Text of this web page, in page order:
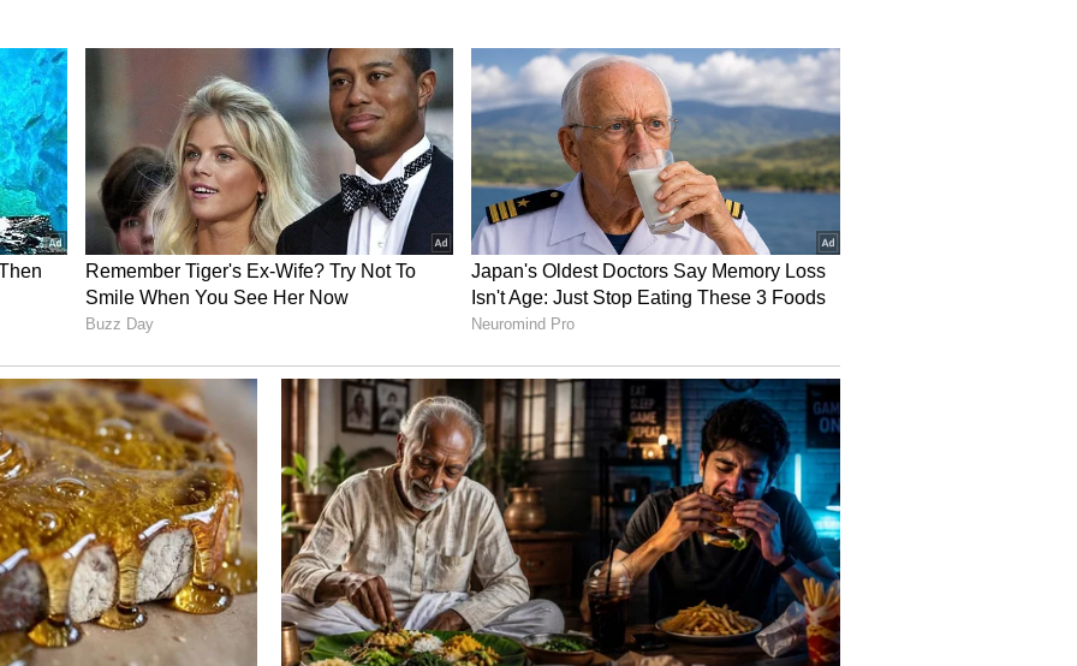
ಚರ್ಮ
ದುರ್ಗಂಧ ದೂರವಾಗುತ್ತದೆ. ತೊಗಟೆಯ ಪುಡಿಯಿಂದ
ಮೊಡವೆಗಳು ಕಡಿಮೆಯಾಗಿ ಚರ್ಮದ ಕಾಂತಿ